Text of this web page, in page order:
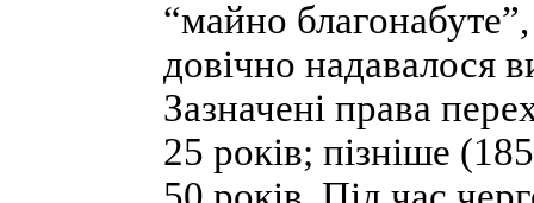
“майно
довічно надавалося
Зазначені права
25 років; пізніше